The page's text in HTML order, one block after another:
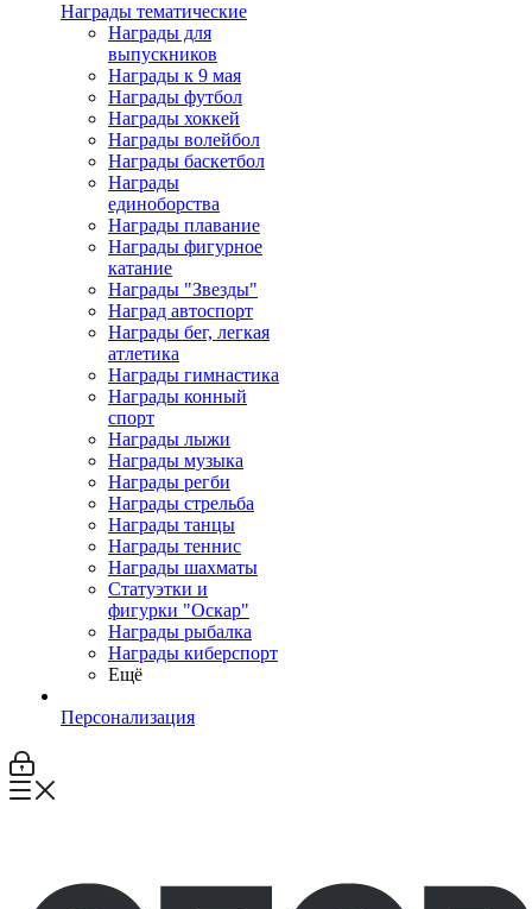
Награды тематические
Награды для
выпускников
Награды к 9 мая
Награды футбол
Награды хоккей
Награды волейбол
Награды баскетбол
Награды
единоборства
Награды плавание
Награды фигурное
катание
Награды "Звезды"
Наград автоспорт
Награды бег, легкая
атлетика
Награды гимнастика
Награды конный
спорт
Награды лыжи
Награды музыка
Награды регби
Награды стрельба
Награды танцы
Награды теннис
Награды шахматы
Статуэтки и
фигурки "Оскар"
Награды рыбалка
Награды киберспорт
Ещё
Персонализация